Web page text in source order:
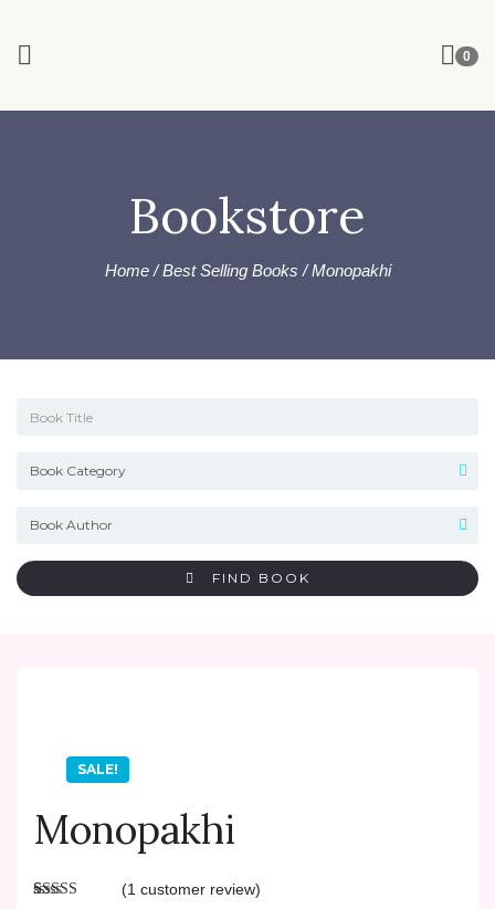
0
Bookstore
Home/Best Selling Books / Monopakhi
FIND BOOK
SALE!
Monopakhi
(1 customer review)